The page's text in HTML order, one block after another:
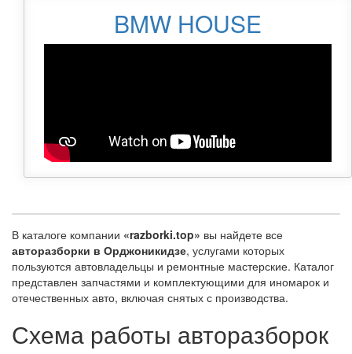
BMW HOUSE
В каталоге компании «razborki.top» вы найдете все
авторазборки в Орджоникидзе, услугами которых
пользуются автовладельцы и ремонтные мастерские. Каталог
представлен запчастями и комплектующими для иномарок и
отечественных авто, включая снятых с производства.
Схема работы авторазборок